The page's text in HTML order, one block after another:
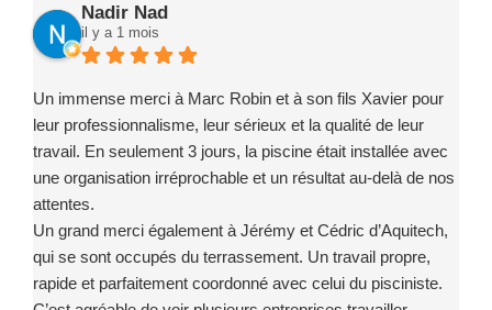
Nadir Nad
il y a 1 mois
Un immense merci à Marc Robin et à son fils Xavier pour
leur professionnalisme, leur sérieux et la qualité de leur
travail. En seulement 3 jours, la piscine était installée avec
une organisation irréprochable et un résultat au-delà de nos
attentes.
Un grand merci également à Jérémy et Cédric d’Aquitech,
qui se sont occupés du terrassement. Un travail propre,
rapide et parfaitement coordonné avec celui du pisciniste.